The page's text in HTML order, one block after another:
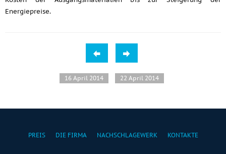
Energiepreise.
16 April 2014 22 April 2014
PREIS DIE FIRMA NACHSCHLAGEWERK KONTAKTE